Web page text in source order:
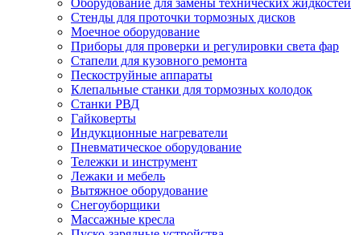
Оборудование для замены технических жидкостей
Стенды для проточки тормозных дисков
Моечное оборудование
Приборы для проверки и регулировки света фар
Стапели для кузовного ремонта
Пескоструйные аппараты
Клепальные станки для тормозных колодок
Станки РВД
Гайковерты
Индукционные нагреватели
Пневматическое оборудование
Тележки и инструмент
Лежаки и мебель
Вытяжное оборудование
Снегоуборщики
Массажные кресла